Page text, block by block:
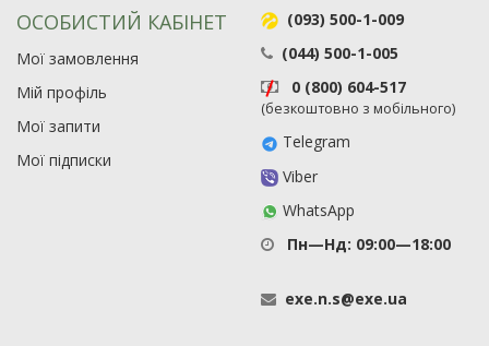
ОСОБИСТИЙ КАБІНЕТ
Мої замовлення
Мій профіль
Мої запити
Мої підписки
(093) 500-1-009
(044) 500-1-005
0 (800) 604-517
(безкоштовно з мобільного)
Telegram
Viber
WhatsApp
Пн—Нд: 09:00—18:00
exe.n.s@exe.ua